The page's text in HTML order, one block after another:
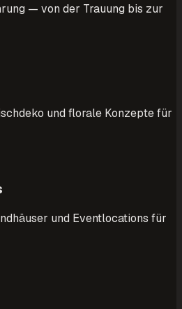
— von der Trauung bis zur
und florale Konzepte für
und Eventlocations für